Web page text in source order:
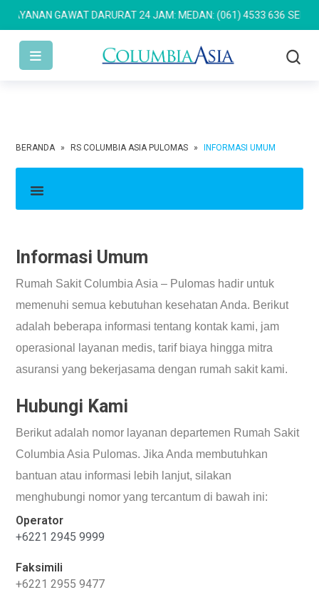
GAWAT DARURAT 24 JAM: MEDAN: (061) 4533 636
BERANDA » RS COLUMBIA ASIA PULOMAS » INFORMASI UMUM
Informasi Umum
Rumah Sakit Columbia Asia – Pulomas hadir untuk
memenuhi semua kebutuhan kesehatan Anda. Berikut
adalah beberapa informasi tentang kontak kami, jam
operasional layanan medis, tarif biaya hingga mitra
asuransi yang bekerjasama dengan rumah sakit kami.
Hubungi Kami
Berikut adalah nomor layanan departemen Rumah Sakit
Columbia Asia Pulomas. Jika Anda membutuhkan
bantuan atau informasi lebih lanjut, silakan
menghubungi nomor yang tercantum di bawah ini:
Operator
+6221 2945 9999
Faksimili
+6221 2955 9477